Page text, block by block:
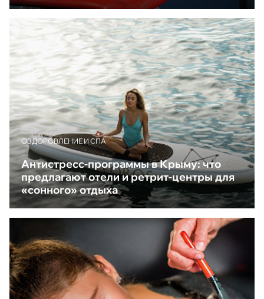
ОЗДОРОВЛЕНИЕ И СПА
Антистресс-программы в Крыму: что
предлагают отели и ретрит-центры для
«сонного» отдыха